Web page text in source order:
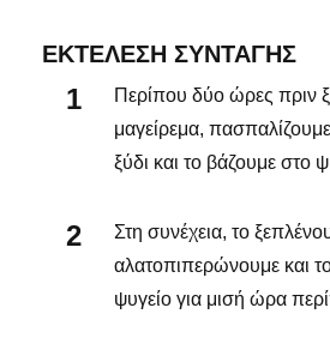
ΕΚΤΈΛΕΣΗ ΣΥΝΤΑΓΉΣ
Περίπου δύο ώρες πριν
μαγείρεμα,
ξύδι και το βάζουμε στο
Στη συνέχεια, το
αλατοπιπερώνουμε και
ψυγείο για μισή ώρα